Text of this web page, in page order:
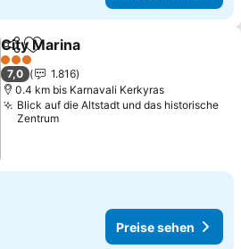
TeilenZu Favoriten hinzufügen
City Marina
3 Sterne
7,0
1.816
0.4 km bis Karnavali Kerkyras
Blick auf die Altstadt und das historische
Zentrum
Preise sehen